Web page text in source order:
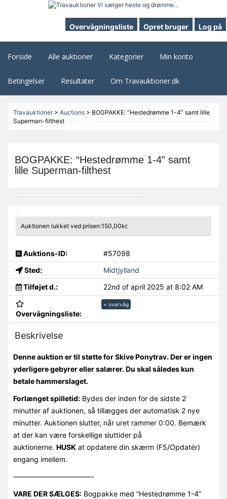
Overvågningsliste Opret bruger Log på
Forside Alle auktioner Kategorier Min konto
Betingelser Resultater Om Travauktioner.dk
Travauktioner> Auctions> BOGPAKKE: “Hestedrømme 1-4” samt lille
Superman-filthest
BOGPAKKE: “Hestedrømme 1-4” samt
lille Superman-filthest
Auktionen lukket ved prisen:150,00kr.
Auktions-ID:
#57098
Sted:
Midtjylland
Tilføjet d.:
22nd of april 2025 at 8:02 AM
Overvågningsliste:
+ overvåg
Beskrivelse
Denne auktion er til støtte for Skive Ponytrav. Der er ingen
yderligere gebyrer eller salærer. Du skal således kun
betale hammerslaget.
Forlænget spilletid:Bydes der inden for de sidste 2
minutter af auktionen, så tillægges der automatisk 2 nye
minutter. Auktionen slutter, når uret rammer 0:00. Bemærk
at der kan være forskellige sluttider på
auktionerne. HUSK at opdatere din skærm (F5/Opdatér)
engang imellem.
———————————-
VARE DER SÆLGES:Bogpakke med “Hestedrømme 1-4”